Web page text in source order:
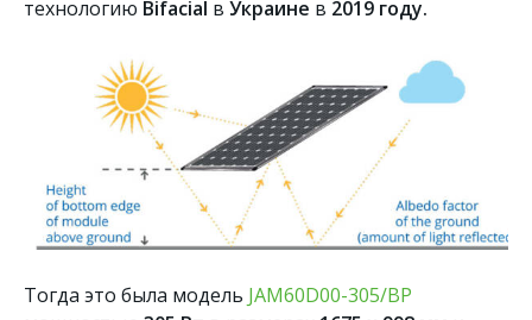
технологию Bifacial в Украине в 2019 году.
Тогда это была модель JAM60D00-305/BP